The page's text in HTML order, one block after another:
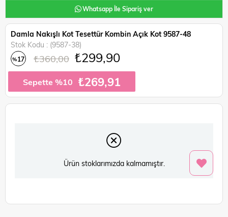
Whatsapp İle Sipariş ver
Damla Nakışlı Kot Tesettür Kombin Açık Kot 9587-48
Stok Kodu
(9587-38)
%17 ₺360,00 ₺299,90
Sepette %10 ₺269,91
Ürün stoklarımızda kalmamıştır.